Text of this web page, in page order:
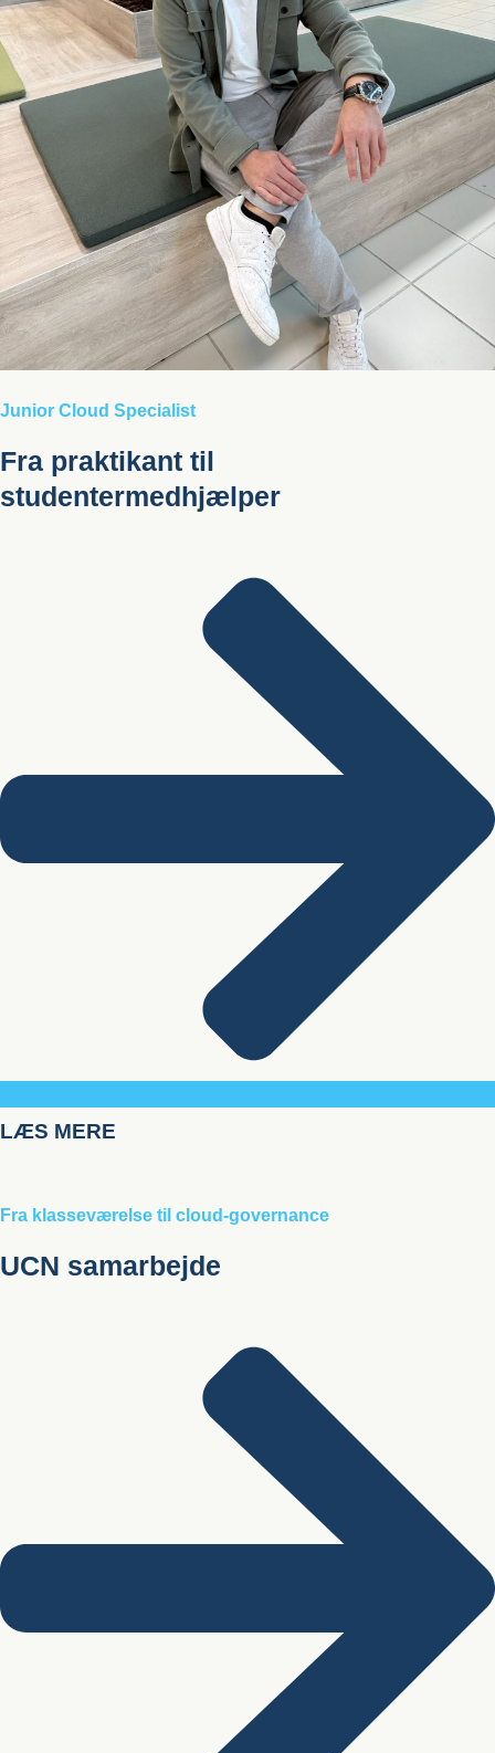
Junior Cloud Specialist
Fra praktikant til
studentermedhjælper
LÆS MERE
Fra klasseværelse til cloud-governance
UCN samarbejde